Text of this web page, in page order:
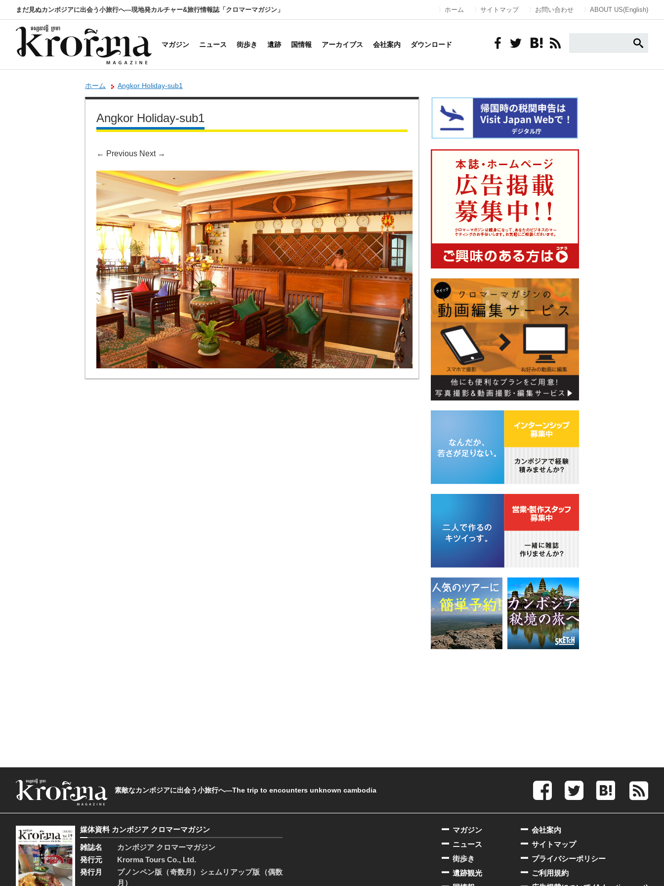
まだ見ぬカンボジアに出会う小旅行へ―現地発カルチャー&旅行情報誌「クロマーマガジン」 ホーム サイトマップ お問い合わせ ABOUT US(English)
マガジン ニュース 街歩き 遺跡 国情報 アーカイブス 会社案内 ダウンロード
ホーム Angkor Holiday-sub1
Angkor Holiday-sub1
← Previous Next →
素敵なカンボジアに出会う小旅行へ―The trip to encounters unknown cambodia
媒体資料 カンボジア クロマーマガジン
雑誌名
カンボジア クロマーマガジン
発行元
Krorma Tours Co., Ltd.
発行月
プノンペン版（奇数月）シェムリアップ版（偶数
月）
会社案内
サイトマップ
プライバシーポリシー
ご利用規約
マガジン
ニュース
街歩き
遺跡観光